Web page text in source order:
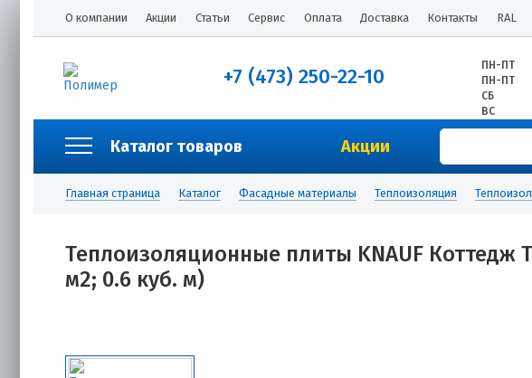
О компании Акции Статьи Сервис Оплата Доставка Контакты RAL
+7 (473) 250-22-10 ПН-ПТ
ПН-ПТ
СБ
ВС
Каталог товаров Акции
Главная страница Каталог Фасадные материалы Теплоизоляция
Теплоизоляционные плиты KNAUF Коттедж
м2; 0.6 куб. м)